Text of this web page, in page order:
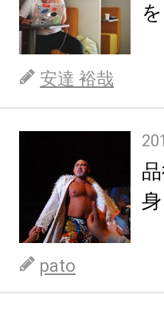
安達 裕哉
pato